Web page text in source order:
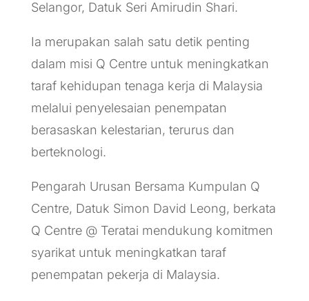
Selangor, Datuk Seri Amirudin Shari.
Ia merupakan salah satu detik penting
dalam misi Q Centre untuk meningkatkan
taraf kehidupan tenaga kerja di Malaysia
melalui penyelesaian penempatan
berasaskan kelestarian, terurus dan
berteknologi.
Pengarah Urusan Bersama Kumpulan Q
Centre, Datuk Simon David Leong, berkata
Q Centre @ Teratai mendukung komitmen
syarikat untuk meningkatkan taraf
penempatan pekerja di Malaysia.